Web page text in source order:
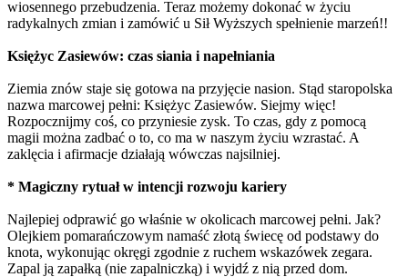
wiosennego przebudzenia. Teraz możemy dokonać w życiu
radykalnych zmian i zamówić u Sił Wyższych spełnienie marzeń!!
Księżyc Zasiewów: czas siania i napełniania
Ziemia znów staje się gotowa na przyjęcie nasion. Stąd staropolska
nazwa marcowej pełni: Księżyc Zasiewów. Siejmy więc!
Rozpocznijmy coś, co przyniesie zysk. To czas, gdy z pomocą
magii można zadbać o to, co ma w naszym życiu wzrastać. A
zaklęcia i afirmacje działają wówczas najsilniej.
* Magiczny rytuał w intencji rozwoju kariery
Najlepiej odprawić go właśnie w okolicach marcowej pełni. Jak?
Olejkiem pomarańczowym namaść złotą świecę od podstawy do
knota, wykonując okręgi zgodnie z ruchem wskazówek zegara.
Zapal ją zapałką (nie zapalniczką) i wyjdź z nią przed dom.